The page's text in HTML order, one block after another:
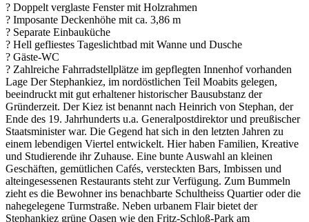
? Doppelt verglaste Fenster mit Holzrahmen
? Imposante Deckenhöhe mit ca. 3,86 m
? Separate Einbauküche
? Hell gefliestes Tageslichtbad mit Wanne und Dusche
? Gäste-WC
? Zahlreiche Fahrradstellplätze im gepflegten Innenhof vorhanden
Lage Der Stephankiez, im nordöstlichen Teil Moabits gelegen,
beeindruckt mit gut erhaltener historischer Bausubstanz der
Gründerzeit. Der Kiez ist benannt nach Heinrich von Stephan, der
Ende des 19. Jahrhunderts u.a. Generalpostdirektor und preußischer
Staatsminister war. Die Gegend hat sich in den letzten Jahren zu
einem lebendigen Viertel entwickelt. Hier haben Familien, Kreative
und Studierende ihr Zuhause. Eine bunte Auswahl an kleinen
Geschäften, gemütlichen Cafés, versteckten Bars, Imbissen und
alteingesessenen Restaurants steht zur Verfügung. Zum Bummeln
zieht es die Bewohner ins benachbarte Schultheiss Quartier oder die
nahegelegene Turmstraße. Neben urbanem Flair bietet der
Stephankiez grüne Oasen wie den Fritz-Schloß-Park am